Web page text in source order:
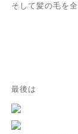
そして髪の毛を
最後は